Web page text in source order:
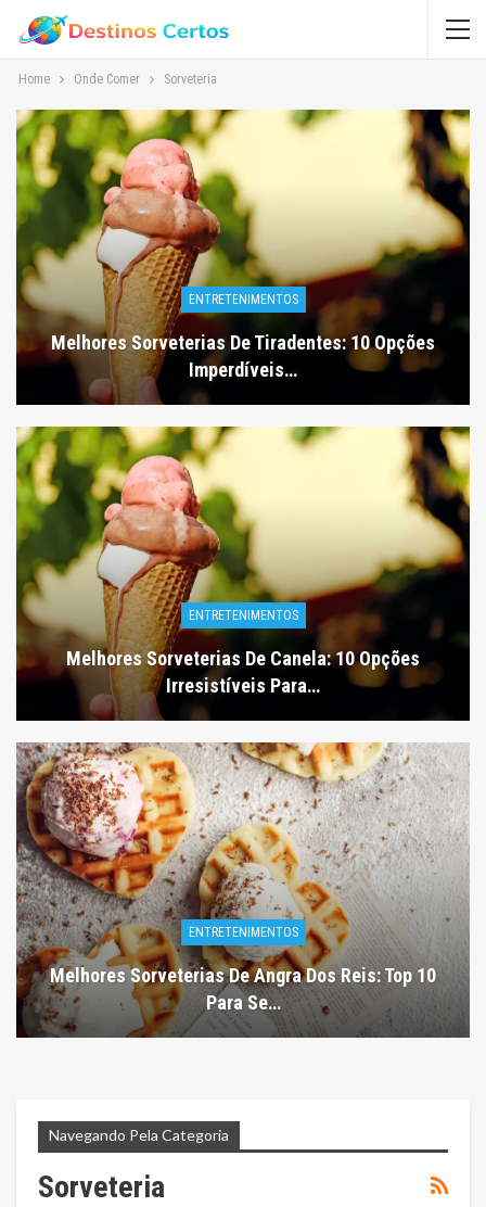
Home Onde Comer Sorveteria
ENTRETENIMENTOS
Melhores Sorveterias De Tiradentes: 10 Opções
Imperdíveis…
ENTRETENIMENTOS
Melhores Sorveterias De Canela: 10 Opções
Irresistíveis Para…
ENTRETENIMENTOS
Melhores Sorveterias De Angra Dos Reis: Top 10
Para Se…
Navegando Pela Categoria
Sorveteria